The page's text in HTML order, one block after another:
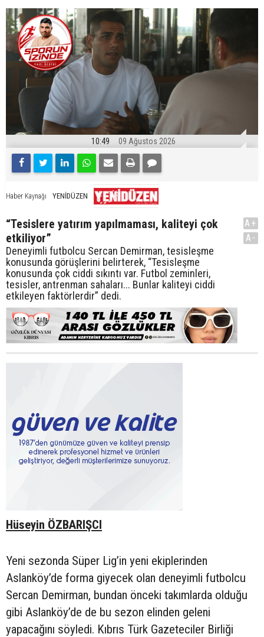
10:49 09 Ağustos 2026
Haber Kaynağı YENİDÜZEN
“Tesislere yatırım yapılmaması, kaliteyi çok
etkiliyor”
Deneyimli futbolcu Sercan Demirman, tesisleşme
konusunda görüşlerini belirterek, “Tesisleşme
konusunda çok ciddi sıkıntı var. Futbol zeminleri,
tesisler, antrenman sahaları... Bunlar kaliteyi ciddi
etkileyen faktörlerdir” dedi.
A+
A-
Hüseyin ÖZBARIŞCI
Yeni sezonda Süper Lig’in yeni ekiplerinden
Aslanköy’de forma giyecek olan deneyimli futbolcu
Sercan Demirman, bundan önceki takımlarda olduğu
gibi Aslanköy’de de bu sezon elinden geleni
yapacağını söyledi. Kıbrıs Türk Gazeteciler Birliği